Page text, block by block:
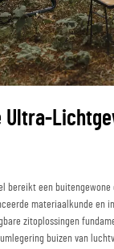
Ultra-
bereikt een
materiaalkunde en
zitoplossingen
buizen van